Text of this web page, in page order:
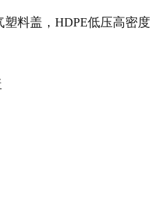
料盖，HDPE低压高密度